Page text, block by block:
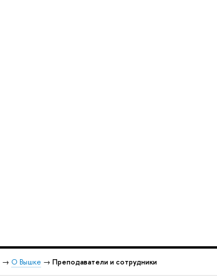
→ О Вышке → Преподаватели и сотрудники